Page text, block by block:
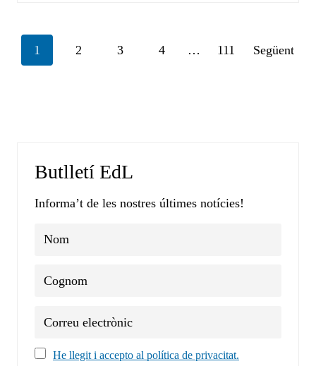
Posts
1 2 3 4 … 111 Següent
Butlletí EdL
Informa’t de les nostres últimes notícies!
He llegit i accepto al política de privacitat.